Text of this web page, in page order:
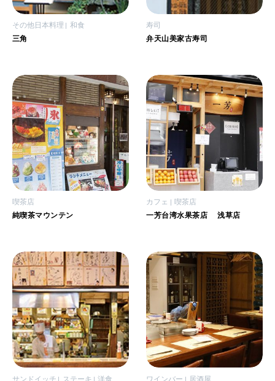
その他日本料理 和食
三角
寿司
弁天山美家古寿司
喫茶店
純喫茶マウンテン
カフェ 喫茶店
一芳台湾水果茶店 浅草店
サンドイッチ ステーキ 洋食 ワインバー 居酒屋